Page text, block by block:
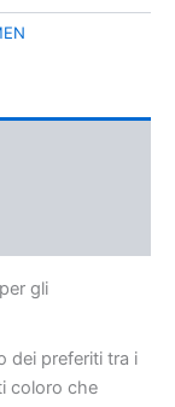
gli
dei preferiti tra i
coloro che